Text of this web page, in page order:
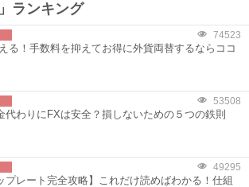
ランキング
74523
る！手数料を抑えてお得に外貨両替するならココ
53508
代わりにFXは安全？損しないための５つの鉄則
49295
プレート完全攻略】これだけ読めばわかる！仕組